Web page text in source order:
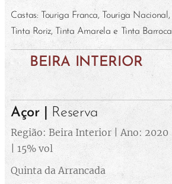
Castas: Touriga Franca, Touriga Nacional,
Tinta Roriz, Tinta Amarela e Tinta Barroca
BEIRA INTERIOR
Açor | Reserva
Região: Beira Interior | Ano: 2020
| 15% vol
Quinta da Arrancada